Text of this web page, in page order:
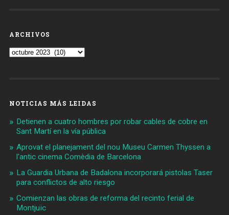
ARCHIVOS
Archivos
NOTICIAS MÁS LEIDAS
Detienen a cuatro hombres por robar cables de cobre en
Sant Martí en la vía pública
Aprovat el planejament del nou Museu Carmen Thyssen a
l'antic cinema Comèdia de Barcelona
La Guardia Urbana de Badalona incorporará pistolas Taser
para conflictos de alto riesgo
Comienzan las obras de reforma del recinto ferial de
Montjuïc